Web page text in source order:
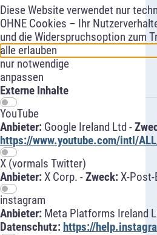
Diese Website verwendet nur
OHNE Cookies – Ihr
und die Widerspruchsoption zum
alle erlauben
nur notwendige
anpassen
Externe Inhalte
YouTube
Anbieter: Google Ireland Ltd -
https://www.youtube.com/intl/
X (vormals Twitter)
Anbieter:X Corp. -Zweck:X-Post-
instagram
Anbieter: Meta Platforms Ireland
Datenschutz: https://